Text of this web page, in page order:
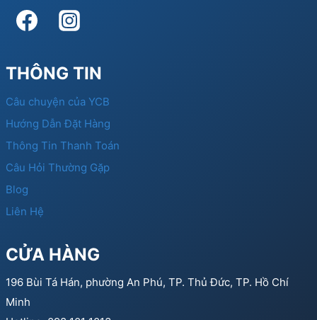
THÔNG TIN
Câu chuyện của YCB
Hướng Dẫn Đặt Hàng
Thông Tin Thanh Toán
Câu Hỏi Thường Gặp
Blog
Liên Hệ
CỬA HÀNG
196 Bùi Tá Hán, phường An Phú, TP. Thủ Đức, TP. Hồ Chí
Minh